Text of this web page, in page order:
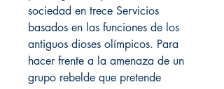
sociedad en trece Servicios
basados en las funciones de los
antiguos dioses olímpicos. Para
hacer frente a la amenaza de un
grupo rebelde que pretende